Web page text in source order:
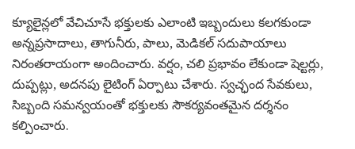
క్యూలైన్లలో వేచిచూసే భక్తులకు ఎలాంటి ఇబ్బందులు కలగకుండా
అన్నప్రసాదాలు, తాగునీరు, పాలు, మెడికల్ సదుపాయాలు
నిరంతరాయంగా అందించారు. వర్షం, చలి ప్రభావం లేకుండా షెల్టర్లు,
దుప్పట్లు, అదనపు లైటింగ్ ఏర్పాటు చేశారు. స్వచ్ఛంద సేవకులు,
సిబ్బంది సమన్వయంతో భక్తులకు సౌకర్యవంతమైన దర్శనం
కల్పించారు.